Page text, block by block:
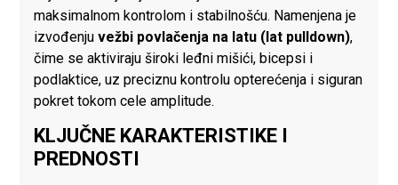
maksimalnom kontrolom i stabilnošću. Namenjena je
izvođenjuvežbi povlačenja na latu (lat pulldown),
čime se aktiviraju široki leđni mišići, bicepsi i
podlaktice, uz preciznu kontrolu opterećenja i siguran
pokret tokom cele amplitude.
KLJUČNE KARAKTERISTIKE I
PREDNOSTI